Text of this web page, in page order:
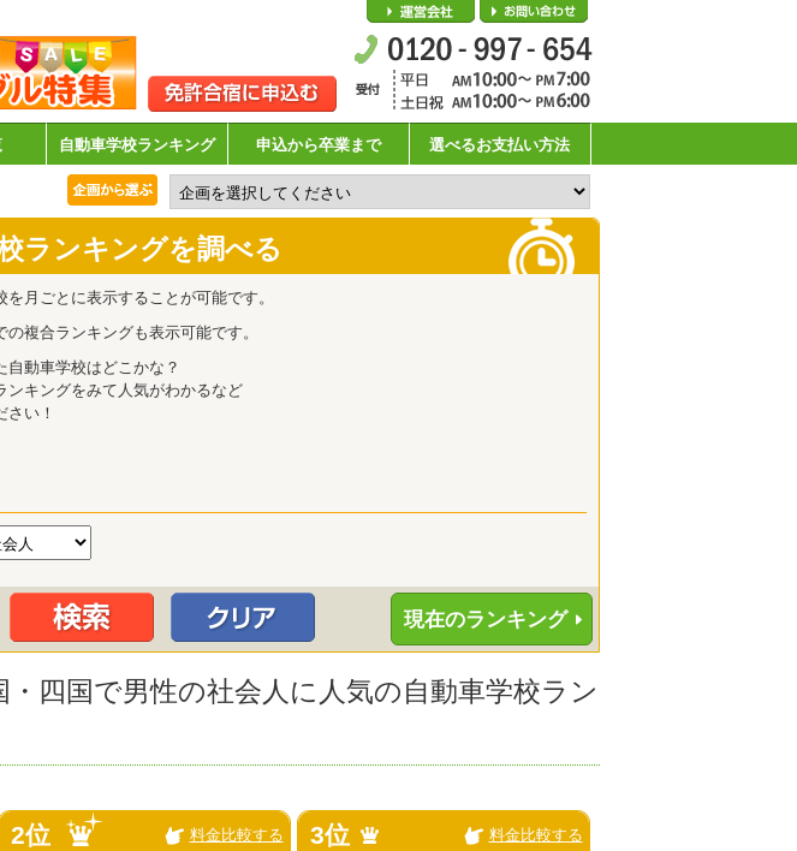
会社概要
自動車学校ランキング 申込から卒業まで 選べるお支払い方法
ランキングを調べる
月ごとに表示することが可能です。
複合ランキングも表示可能です。
動車学校はどこかな？
キングをみて人気がわかるなど
い！
現在のランキング
四国で男性の社会人に人気の自動車学校ラン
2位 料金比較する 3位 料金比較する